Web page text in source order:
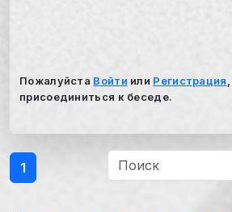
Пожалуйста Войти или Регистрация
присоединиться к беседе.
1